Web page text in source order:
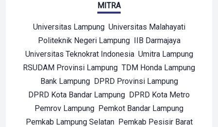
MITRA
Universitas Lampung Universitas Malahayati
Politeknik Negeri Lampung IIB Darmajaya
Universitas Teknokrat Indonesia Umitra Lampung
RSUDAM Provinsi Lampung TDM Honda Lampung
Bank Lampung DPRD Provinsi Lampung
DPRD Kota Bandar Lampung DPRD Kota Metro
Pemrov Lampung Pemkot Bandar Lampung
Pemkab Lampung Selatan Pemkab Pesisir Barat